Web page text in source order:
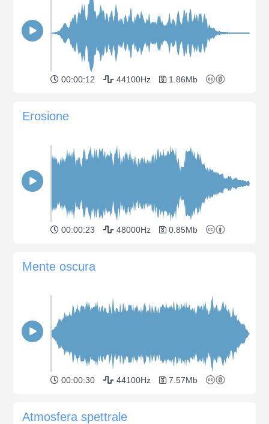
00:00:12 44100Hz 1.86Mb
Erosione
00:00:23 48000Hz 0.85Mb
Mente oscura
00:00:30 44100Hz 7.57Mb
Atmosfera spettrale